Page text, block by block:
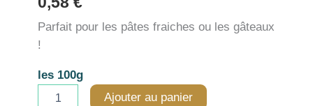
Parfait pour les pâtes fraiches ou les gâteaux
!
les 100g
Ajouter au panier